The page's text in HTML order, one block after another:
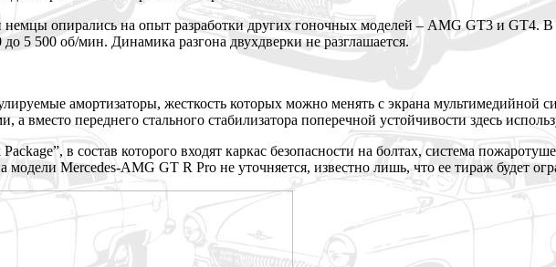
опирались на опыт разработки других гоночных моделей – AMG GT3 и
5 500 об/мин. Динамика разгона двухдверки не разглашается.
амортизаторы, жесткость которых можно менять с экрана мультимедийной
вместо переднего стального стабилизатора поперечной устойчивости здесь
в состав которого входят каркас безопасности на болтах, система
Mercedes-AMG GT R Pro не уточняется, известно лишь, что ее тираж будет